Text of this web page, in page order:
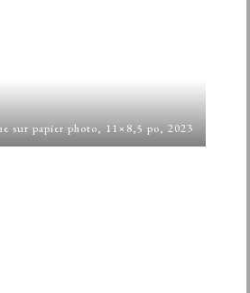
sur papier photo, 11×8,5 po, 2023